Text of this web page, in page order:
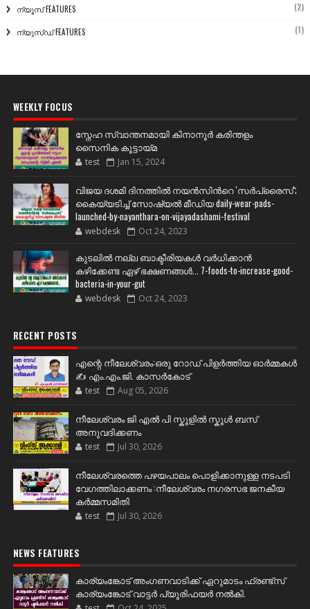
ന്യൂസ് FEATURES (2)
ന്യൂസ്ഡ് FEATURES (1)
WEEKLY FOCUS
സ്നേഹ സ്വാന്തനമായി കിനാനൂർ കരിന്തളം
സൈനിക കൂട്ടായ്മ
test Jan 15, 2024
വിജയ ദശമി ദിനത്തില്‍ നയന്‍സിന്‍റെ 'സര്‍പ്രൈസ്';
കൈയ്യടിച്ച് സോഷ്യല്‍ മീഡിയ daily-wear-pads-
launched-by-nayanthara-on-vijayadashami-festival
webdesk Oct 24, 2023
കുടലിൽ നല്ല ബാക്ടീരിയകൾ വര്‍ധിക്കാന്‍
കഴിക്കേണ്ട ഏഴ് ഭക്ഷണങ്ങള്‍... 7-foods-to-increase-good-
bacteria-in-your-gut
webdesk Oct 24, 2023
RECENT POSTS
എന്റെ നീലേശ്വരം:ഒരു റോഡ് പിളർത്തിയ ഓർമ്മകൾ
✍️ എം.എം.ജി. കാസർകോട്
test Aug 05, 2026
നീലേശ്വരം ജി എൽ പി സ്കൂളിൽ സ്കൂൾ ബസ്
അനുവദിക്കണം
test Jul 30, 2026
നീലേശ്വരത്തെ പഴയപാലം പൊളിക്കാനുള്ള നടപടി
വേഗത്തിലാക്കണം :നീലേശ്വരം നഗരസഭ ജനകീയ
കർമ്മസമിതി
test Jul 30, 2026
NEWS FEATURES
കാര്യംങ്കോട് അംഗണവാടിക്ക് ഏറുമാടം ഫ്രണ്ട്സ്
കാര്യംങ്കോട് വാട്ടർ പ്യൂരിഫയർ നൽകി.